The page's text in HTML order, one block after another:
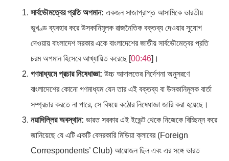
সার্বভৌমত্বের প্রতি অপমান: একজন সাজাপ্রাপ্ত আসামিকে ভারতীয়
ভূখণ্ড ব্যবহার করে উসকানিমূলক রাজনৈতিক বক্তব্য দেওয়ার সুযোগ
দেওয়ায় বাংলাদেশ সরকার একে বাংলাদেশের জাতীয় সার্বভৌমেত্বর প্রতি
চরম অপমান হিসেবে আখ্যায়িত করেছে [00:46]।
গণমাধ্যমে প্রচার নিষেধাজ্ঞা: উচ্চ আদালতের নির্দেশনা অনুসরণে
বাংলাদেশের কোনো গণমাধ্যম যেন তার এই বক্তব্য বা উসকানিমূলক বার্তা
সম্প্রচার করতে না পারে, সে বিষয়ে কঠোর নিষেধাজ্ঞা জারি করা হয়েছে।
নয়াদিল্লির অবস্থান: ভারত সরকার এই ইভেন্ট থেকে নিজেকে বিচ্ছিন্ন করে
জানিয়েছে যে এটি একটি বেসরকারি মিডিয়া ক্লাবের (Foreign
Correspondents’ Club) আয়োজন ছিল এবং এর সঙ্গে ভারত